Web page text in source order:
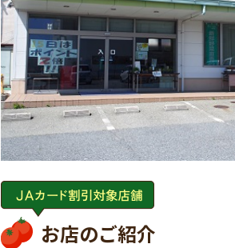
お店のご紹介